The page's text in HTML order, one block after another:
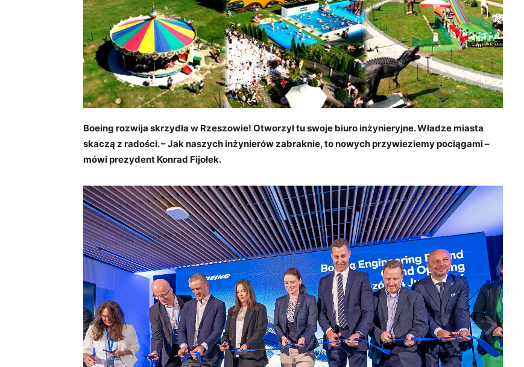
Boeing rozwija skrzydła w Rzeszowie! Otworzył tu swoje biuro inżynieryjne. Władze miasta
skaczą z radości. – Jak naszych inżynierów zabraknie, to nowych przywieziemy pociągami –
mówi prezydent Konrad Fijołek.